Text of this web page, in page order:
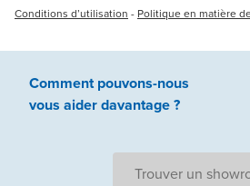
Conditions d’utilisation - Politique en matière
Comment pouvons-nous
vous aiderdavantage ?
Trouver un